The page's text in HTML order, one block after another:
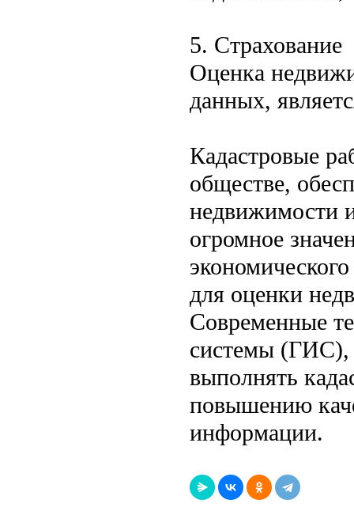
5. Страхование
Оценка
данных,
Кадастровые
обществе,
недвижимости
огромное
для оценки
Современные
системы (ГИС),
выполнять
повышению
информации.